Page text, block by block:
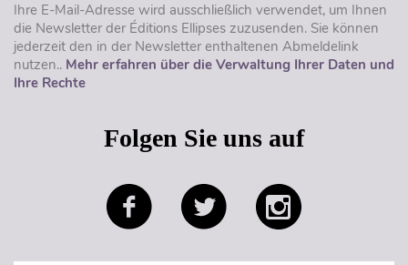
Ihre E-Mail-Adresse wird ausschließlich verwendet, um Ihnen
die Newsletter der Éditions Ellipses zuzusenden. Sie können
jederzeit den in der Newsletter enthaltenen Abmeldelink
nutzen.. Mehr erfahren über die Verwaltung Ihrer Daten und
Ihre Rechte
Folgen Sie uns auf